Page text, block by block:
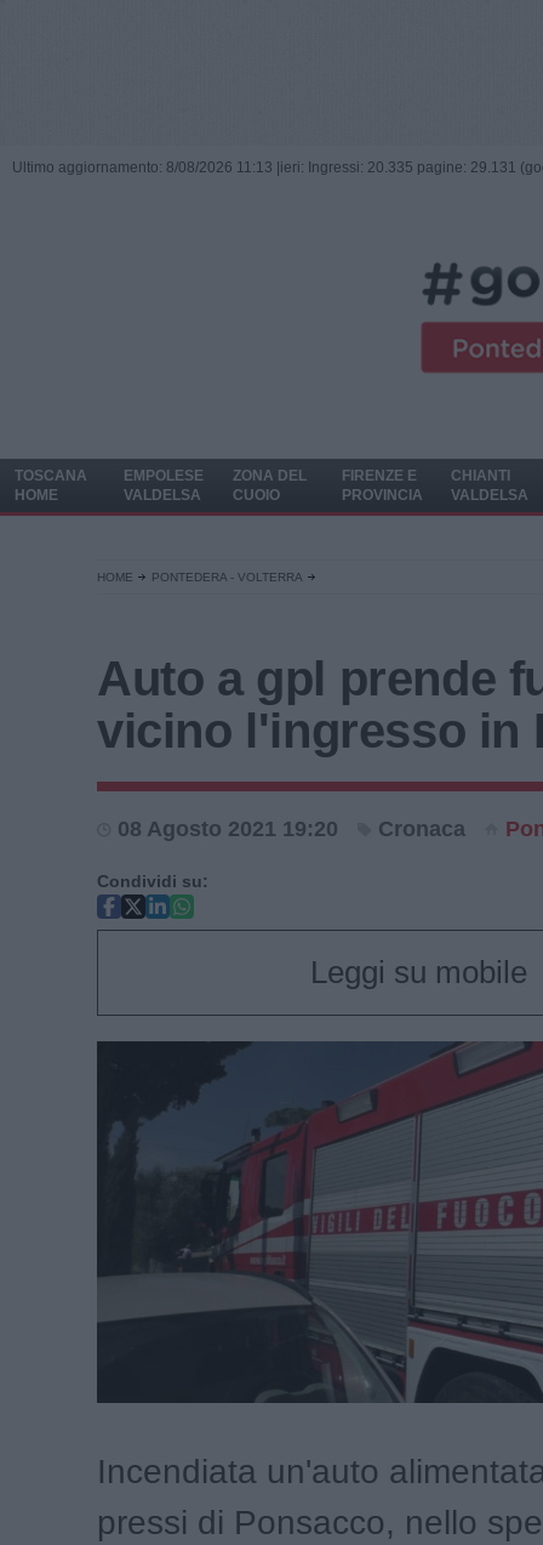
Ultimo aggiornamento: 8/08/2026 11:13 | ieri: Ingressi: 20.335 pagine: 29.131
TOSCANA
HOME
EMPOLESE
VALDELSA
ZONA DEL
CUOIO
FIRENZE E
PROVINCIA
CHIANTI
VALDELSA
HOME PONTEDERA - VOLTERRA
Auto a gpl prende
vicino l'ingresso in
08 Agosto 2021 19:20 Cronaca
Condividi su:
Leggi su mobile
Incendiata un'auto
pressi di Ponsacco, nello